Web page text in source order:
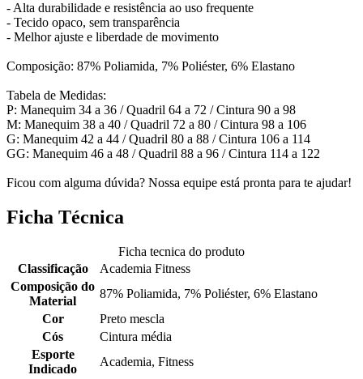
- Alta durabilidade e resistência ao uso frequente
- Tecido opaco, sem transparência
- Melhor ajuste e liberdade de movimento
Composição: 87% Poliamida, 7% Poliéster, 6% Elastano
Tabela de Medidas:
P: Manequim 34 a 36 / Quadril 64 a 72 / Cintura 90 a 98
M: Manequim 38 a 40 / Quadril 72 a 80 / Cintura 98 a 106
G: Manequim 42 a 44 / Quadril 80 a 88 / Cintura 106 a 114
GG: Manequim 46 a 48 / Quadril 88 a 96 / Cintura 114 a 122
Ficou com alguma dúvida? Nossa equipe está pronta para te ajudar!
Ficha Técnica
Ficha tecnica do produto
Classificação
Academia Fitness
Composição do
Material
87% Poliamida, 7% Poliéster, 6% Elastano
Cor
Preto mescla
Cós
Cintura média
Esporte
Indicado
Academia, Fitness